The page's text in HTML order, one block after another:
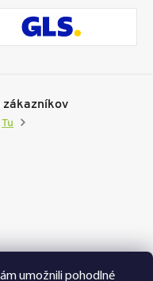
umožnili pohodlné
zákazníkov
Tu
a bez obáv. Vďaka